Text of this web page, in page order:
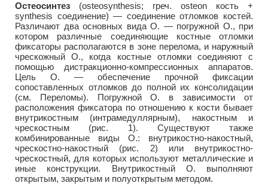
Остеосинтез (osteosynthesis; греч. osteon кость +
synthesis соединение) — соединение отломков костей.
Различают два основных вида О. — погружной О., при
котором различные соединяющие костные отломки
фиксаторы располагаются в зоне перелома, и наружный
чрескожный О., когда костные отломки соединяют с
помощью дистракционно-компрессионных аппаратов.
Цель О. — обеспечение прочной фиксации
сопоставленных отломков до полной их консолидации
(см. Переломы). Погружной О. в зависимости от
расположения фиксатора по отношению к кости бывает
внутрикостным (интрамедуллярным), накостным и
чрескостным (рис. 1). Существуют также
комбинированные виды О.: внутрикостно-накостный,
чрескостно-накостный (рис. 2) или внутрикостно-
чрескостный, для которых используют металлические и
иные конструкции. Внутрикостный О. выполняют
открытым, закрытым и полуоткрытым методом.